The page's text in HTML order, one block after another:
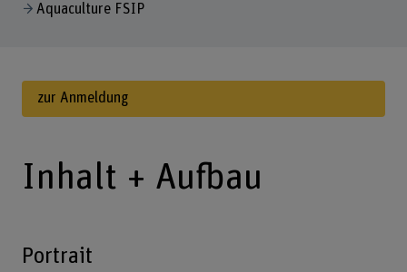
Aquaculture FSIP
zur Anmeldung
Inhalt + Aufbau
Portrait